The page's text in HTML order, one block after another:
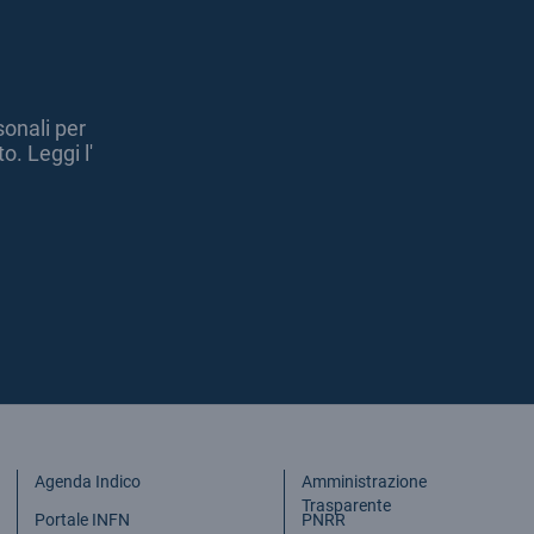
per
Leggi l'
Agenda Indico
Portale INFN
Amministrazione
Trasparente
PNRR